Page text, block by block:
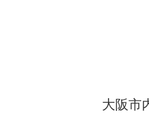
大阪市